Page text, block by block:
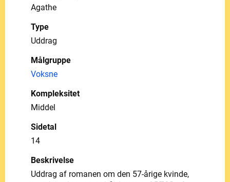
Agathe
Type
Uddrag
Målgruppe
Voksne
Kompleksitet
Middel
Sidetal
14
Beskrivelse
Uddrag af romanen om den 57-årige kvinde,